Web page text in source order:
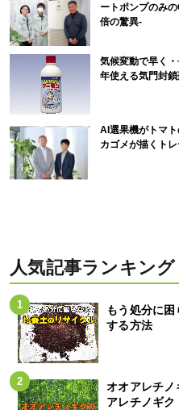
ートポンプのみ
倍の驚異-
気候変動で早く
年使える気門封鎖
AI選果機がトマ
カゴメが描くト
人気記事ランキング
もう処分に
する方法
オオアレチノ
アレチノギ